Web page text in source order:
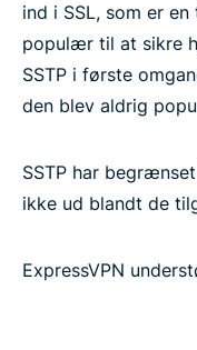
ind i SSL, som er
populær til at sikre
SSTP i første
den blev aldrig
SSTP har
ikke ud blandt de
ExpressVPN